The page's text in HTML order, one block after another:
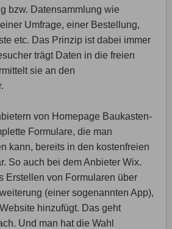
bzw. Datensammlung wie
Umfrage, einer Bestellung,
etc. Das Prinzip ist dabei immer
trägt Daten in die freien
sie an den
von Homepage Baukasten-
Formulare, die man
kann, bereits in den kostenfreien
So auch bei dem Anbieter Wix.
Erstellen von Formularen über
(einer sogenannten App),
hinzufügt. Das geht
Und man hat die Wahl